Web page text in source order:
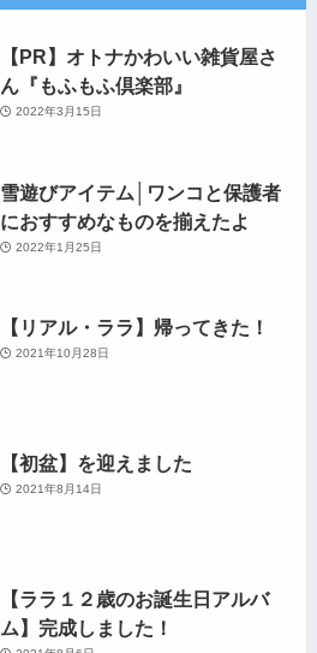
【PR】オトナかわいい雑貨屋さ
ん『もふもふ倶楽部』
2022年3月15日
雪遊びアイテム│ワンコと保護者
におすすめなものを揃えたよ
2022年1月25日
【リアル・ララ】帰ってきた！
2021年10月28日
【初盆】を迎えました
2021年8月14日
【ララ１２歳のお誕生日アルバ
ム】完成しました！